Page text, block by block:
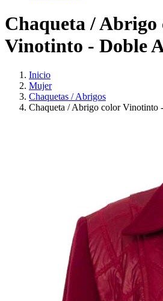
Chaqueta / Abrigo
Vinotinto - Doble
Inicio
Mujer
Chaquetas / Abrigos
Chaqueta / Abrigo color Vinotinto